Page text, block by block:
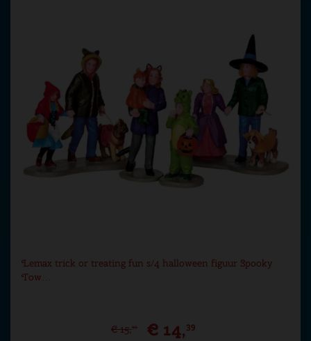
Lemax trick or treating fun s/4 halloween figuur Spooky
Tow…
€ 15,99 € 14,39